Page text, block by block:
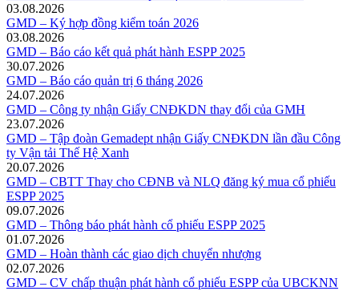
03.08.2026
GMD – Ký hợp đồng kiểm toán 2026
03.08.2026
GMD – Báo cáo kết quả phát hành ESPP 2025
30.07.2026
GMD – Báo cáo quản trị 6 tháng 2026
24.07.2026
GMD – Công ty nhận Giấy CNĐKDN thay đổi của GMH
23.07.2026
GMD – Tập đoàn Gemadept nhận Giấy CNĐKDN lần đầu Công
ty Vận tải Thế Hệ Xanh
20.07.2026
GMD – CBTT Thay cho CĐNB và NLQ đăng ký mua cổ phiếu
ESPP 2025
09.07.2026
GMD – Thông báo phát hành cổ phiếu ESPP 2025
01.07.2026
GMD – Hoàn thành các giao dịch chuyển nhượng
02.07.2026
GMD – CV chấp thuận phát hành cổ phiếu ESPP của UBCKNN